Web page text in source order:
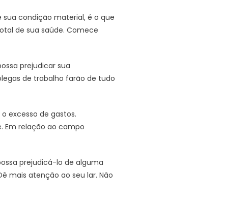
sua condição material, é o que
de sua saúde. Comece
prejudicar sua
de trabalho farão de tudo
excesso de gastos.
Em relação ao campo
prejudicá-lo de alguma
mais atenção ao seu lar. Não